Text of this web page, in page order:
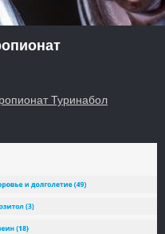
Туринабол